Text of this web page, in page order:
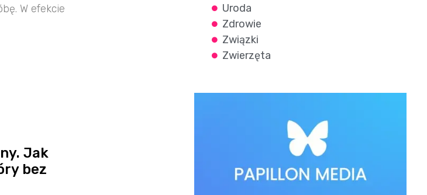
W efekcie
Jak
bez
Uroda
Zdrowie
Związki
Zwierzęta